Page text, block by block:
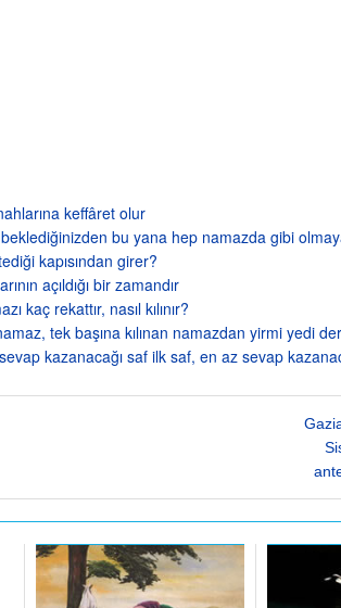
keffâret olur
bu yana hep namazda gibi
kapısından girer?
açıldığı bir zamandır
kaç rekattır, nasıl kılınır?
tek başına kılınan namazdan yirmi yedi
kazanacağı saf ilk saf, en az sevap